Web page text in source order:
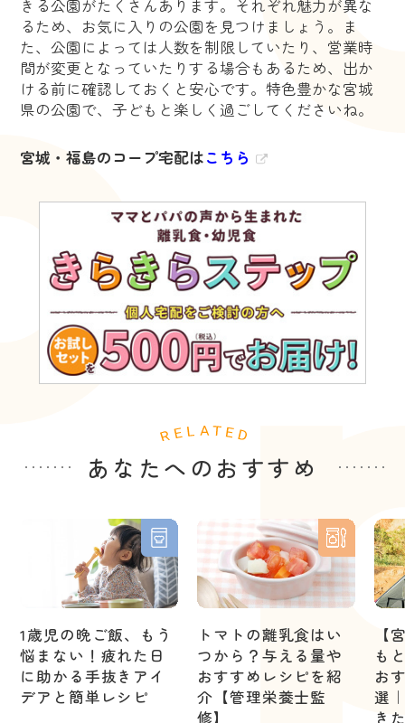
きる公園がたくさんあります。それぞれ魅力が異な
るため、お気に入りの公園を見つけましょう。ま
た、公園によっては人数を制限していたり、営業時
間が変更となっていたりする場合もあるため、出か
ける前に確認しておくと安心です。特色豊かな宮城
県の公園で、子どもと楽しく過ごしてくださいね。
宮城・福島のコープ宅配はこちら
あなたへのおすすめ
1歳児の晩ご飯、もう
悩まない！疲れた日
に助かる手抜きアイ
デアと簡単レシピ
トマトの離乳食はい
つから？与える量や
おすすめレシピを紹
介【管理栄養士監
修】
【
も
お
選
き